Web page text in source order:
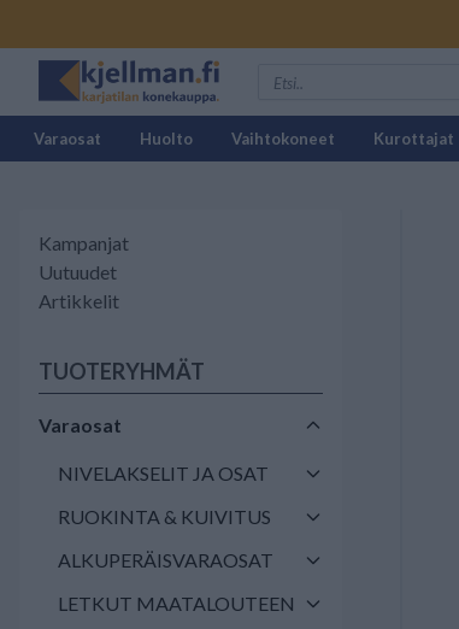
Varaosat Huolto Vaihtokoneet Kurottajat
Kampanjat
Uutuudet
Artikkelit
TUOTERYHMÄT
Varaosat
NIVELAKSELIT JA OSAT
RUOKINTA & KUIVITUS
ALKUPERÄISVARAOSAT
LETKUT MAATALOUTEEN